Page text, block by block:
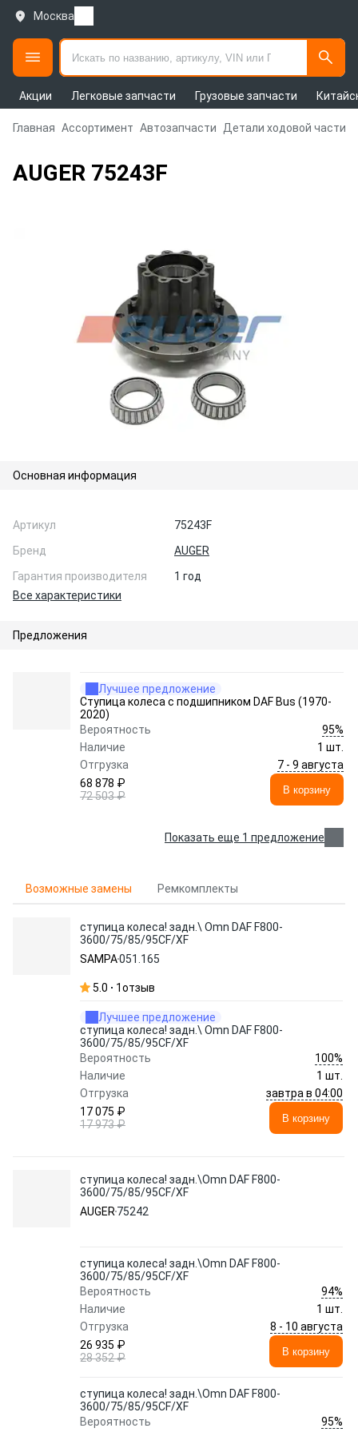
Москва
Акции Легковые запчасти Грузовые запчасти
Главная Ассортимент Автозапчасти Детали ходовой части и
AUGER 75243F
Основная информация
Артикул
75243F
Бренд
AUGER
Гарантия производителя
1 год
Все характеристики
Предложения
Лучшее предложение
Ступица колеса с подшипником DAF Bus (1970-
2020)
Вероятность
95%
Наличие
1 шт.
Отгрузка
7 - 9 августа
68 878 ₽
72 503 ₽
В корзину
Показать еще 1 предложение
Возможные замены Ремкомплекты
ступица колеса! задн.\ Omn DAF F800-
3600/75/85/95CF/XF
SAMPA051.165
5.0 1отзыв
Лучшее предложение
ступица колеса! задн.\ Omn DAF F800-
3600/75/85/95CF/XF
Вероятность
100%
Наличие
1 шт.
Отгрузка
завтра в 04:00
17 075 ₽
17 973 ₽
В корзину
ступица колеса! задн.\Omn DAF F800-
3600/75/85/95CF/XF
AUGER 75242
ступица колеса! задн.\Omn DAF F800-
3600/75/85/95CF/XF
Вероятность
94%
Наличие
1 шт.
Отгрузка
8 - 10 августа
26 935 ₽
28 352 ₽
В корзину
ступица колеса! задн.\Omn DAF F800-
3600/75/85/95CF/XF
Вероятность
95%